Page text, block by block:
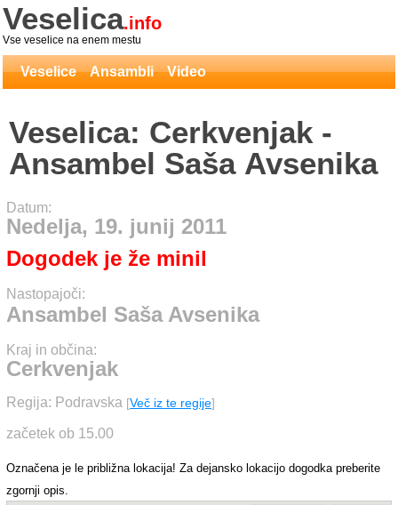
Veselica.info
Vse veselice na enem mestu
Veselice Ansambli Video
Veselica: Cerkvenjak -
Ansambel Saša Avsenika
Datum:
Nedelja, 19. junij 2011
Dogodek je že minil
Nastopajoči:
Ansambel Saša Avsenika
Kraj in občina:
Cerkvenjak
Regija: Podravska [Več iz te regije]
začetek ob 15.00
Označena je le približna lokacija! Za dejansko lokacijo dogodka preberite
zgornji opis.